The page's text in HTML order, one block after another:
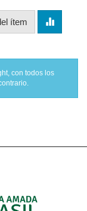
ítem
con todos los